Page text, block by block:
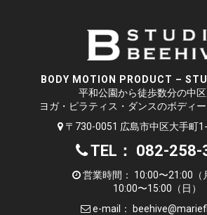
BODY MOTION PRODUCT –
平和公園から徒歩数分の中
ヨガ・ピラティス・ダンスのボディ
〒730-0051 広島市中区大手町
TEL： 082-258-
営業時間： 10:00〜21:00（
10:00〜15:00（日）
e-mail：